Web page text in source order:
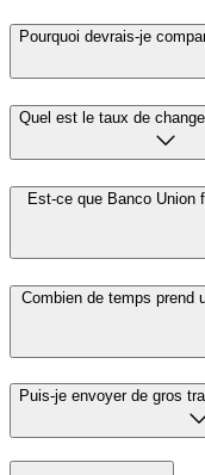
Pourquoi devrais-je
Quel est le taux de
Est-ce que Banco Union
Combien de temps prend
Puis-je envoyer de gros